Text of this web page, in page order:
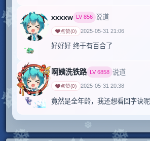
xxxxw LV856 说道
点赞(0) 2025-05-31 21:06
好好好 终于有百合了
啊姨洗铁路 LV6858 说道
点赞(0) 2025-05-31 20:38
竟然是全年龄，我还想看回字诀呢